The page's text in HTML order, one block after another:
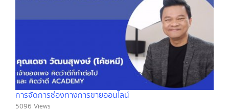
การจัดการช่องทางการขายออนไลน์
5096 Views